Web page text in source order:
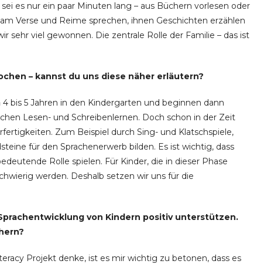
es nur ein paar Minuten lang – aus Büchern vorlesen oder
Verse und Reime sprechen, ihnen Geschichten erzählen
sehr viel gewonnen. Die zentrale Rolle der Familie – das ist
– kannst du uns diese näher erläutern?
bis 5 Jahren in den Kindergarten und beginnen dann
Lesen- und Schreibenlernen. Doch schon in der Zeit
Zum Beispiel durch Sing- und Klatschspiele,
für den Sprachenerwerb bilden. Es ist wichtig, dass
Rolle spielen. Für Kinder, die in dieser Phase
werden. Deshalb setzen wir uns für die
von Kindern positiv unterstützen.
Projekt denke, ist es mir wichtig zu betonen, dass es